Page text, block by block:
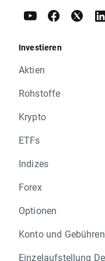
Investieren
Aktien
Rohstoffe
Krypto
ETFs
Indizes
Forex
Optionen
Konto und Gebühren
Einzelaufstellung